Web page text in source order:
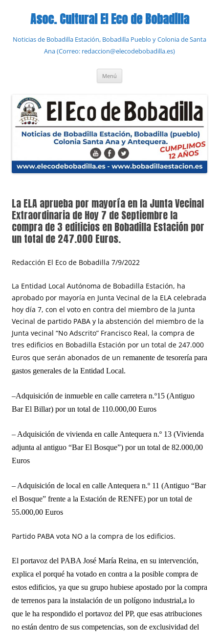
contenidoAsoc. Cultural El Eco de Bobadilla
Noticias de Bobadilla Estación, Bobadilla Pueblo y Colonia de Santa
Ana (Correo: redaccion@elecodebobadilla.es)
Menú
La ELA aprueba por mayoría en la Junta Vecinal
Extraordinaria de Hoy 7 de Septiembre la
compra de 3 edificios en Bobadilla Estación por
un total de 247.000 Euros.
Redacción El Eco de Bobadilla 7/9/2022
La Entidad Local Autónoma de Bobadilla Estación, ha
aprobado por mayoría en Junta Vecinal de la ELA celebrada
hoy día 7, con el voto en contra del miembro de la Junta
Vecinal de partido PABA y la abstención del miembro de la
Junta vecinal “No Adscrito” Francisco Real, la compra de
tres edificios en Bobadilla Estación por un total de 247.000
Euros que serán abonados de un remanente de tesorería para
gastos generales de la Entidad Local.
–Adquisición de inmueble en calle carretera n.º15 (Antiguo
BarEl Billar) por un total de 110.000,00 Euros
– Adquisición de vivienda en calle Antequera n.º 13 (Vivienda
adjunta al antiguo “Bar El Bosque”) por un total de 82.000,00
Euros
– Adquisición de local en calle Antequera n.º 11 (Antiguo “Bar
el Bosque” frente a la Estación de RENFE) por un total de
55.000,00 Euros
Partido PABA vota NO a la compra de los edificios.
El portavoz del PABA José María Reina, en su intervención,
explica el porqué ha votado en contra a la posible compra de
estos edificios, ya que su grupo hubiese apostado por la compra
de terrenos para la instalación de un polígono industrial,a lo
que le ha respondido el portavoz del PP, que esas atribuciones
no están dentro de sus competencias, son de exclusividad del